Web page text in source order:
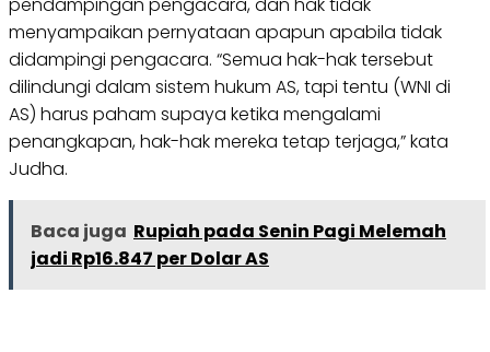
menyampaikan pernyataan apapun apabila tidak
didampingi pengacara. “Semua hak-hak tersebut
dilindungi dalam sistem hukum AS, tapi tentu (WNI di
AS) harus paham supaya ketika mengalami
penangkapan, hak-hak mereka tetap terjaga,” kata
Judha.
Baca juga Rupiah pada Senin Pagi Melemah
jadi Rp16.847 per Dolar AS